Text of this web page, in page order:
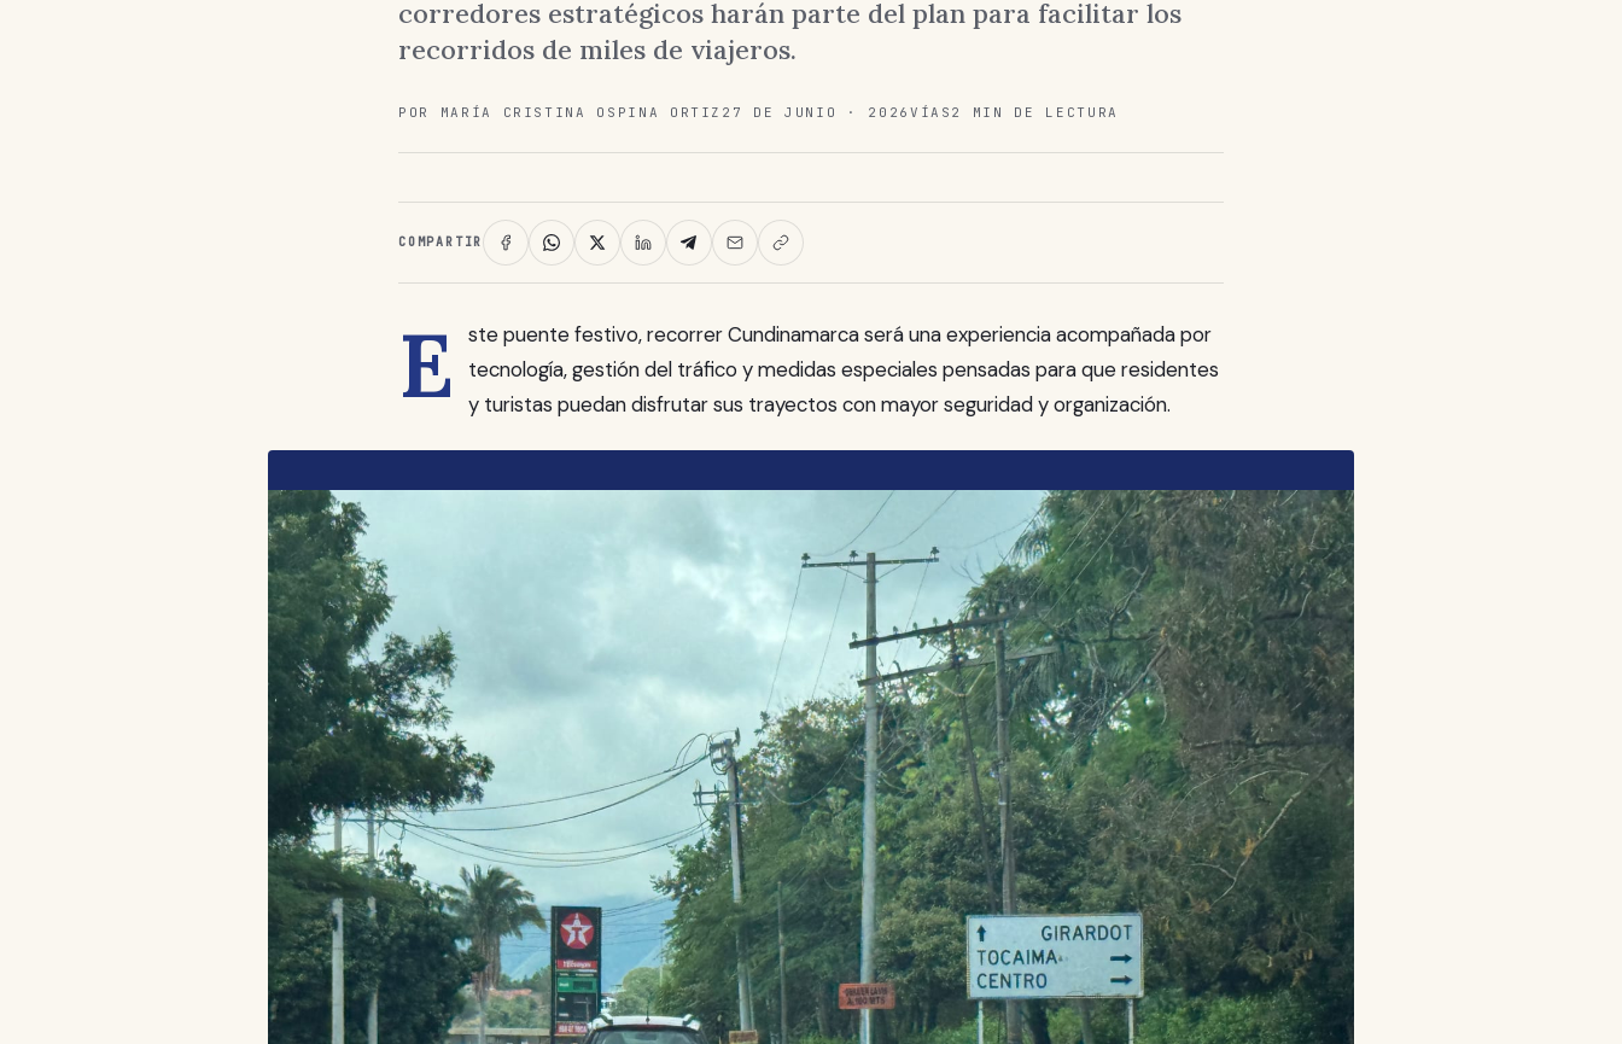
corredores estratégicos harán parte del plan para facilitar los
recorridos de miles de viajeros.
POR MARÍA CRISTINA OSPINA ORTIZ 27 DE JUNIO · 2026 VÍAS 2 MIN DE LECTURA
COMPARTIR
E
ste puente festivo, recorrer Cundinamarca será una experiencia acompañada por
tecnología, gestión del tráfico y medidas especiales pensadas para que residentes
y turistas puedan disfrutar sus trayectos con mayor seguridad y organización.